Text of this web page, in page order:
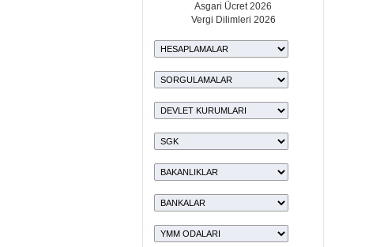
Asgari Ücret 2026
Vergi Dilimleri 2026